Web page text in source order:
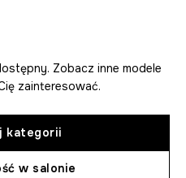
Zobacz inne modele
zainteresować.
kategorii
w salonie